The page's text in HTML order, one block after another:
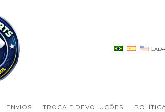
ENVIOS TROCA E DEVOLUÇÕES